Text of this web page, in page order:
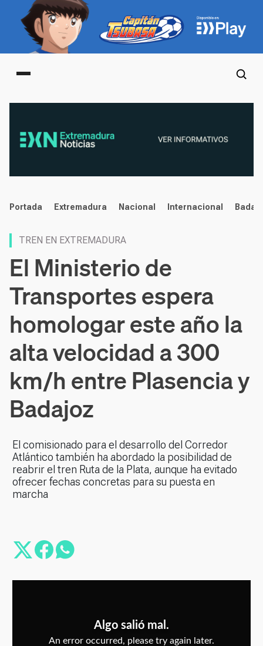
Main menu
noticias
Portada Extremadura Nacional Internacional
TREN EN EXTREMADURA
El Ministerio de
Transportes espera
homologar este año la
alta velocidad a 300
km/h entre Plasencia y
Badajoz
El comisionado para el desarrollo del Corredor
Atlántico también ha abordado la posibilidad de
reabrir el tren Ruta de la Plata, aunque ha evitado
ofrecer fechas concretas para su puesta en
marcha